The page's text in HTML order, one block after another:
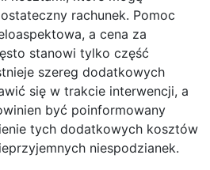
rachunek. Pomoc
a cena za
stanowi tylko część
szereg dodatkowych
się w trakcie interwencji, a
być poinformowany
tych dodatkowych kosztów
niespodzianek.